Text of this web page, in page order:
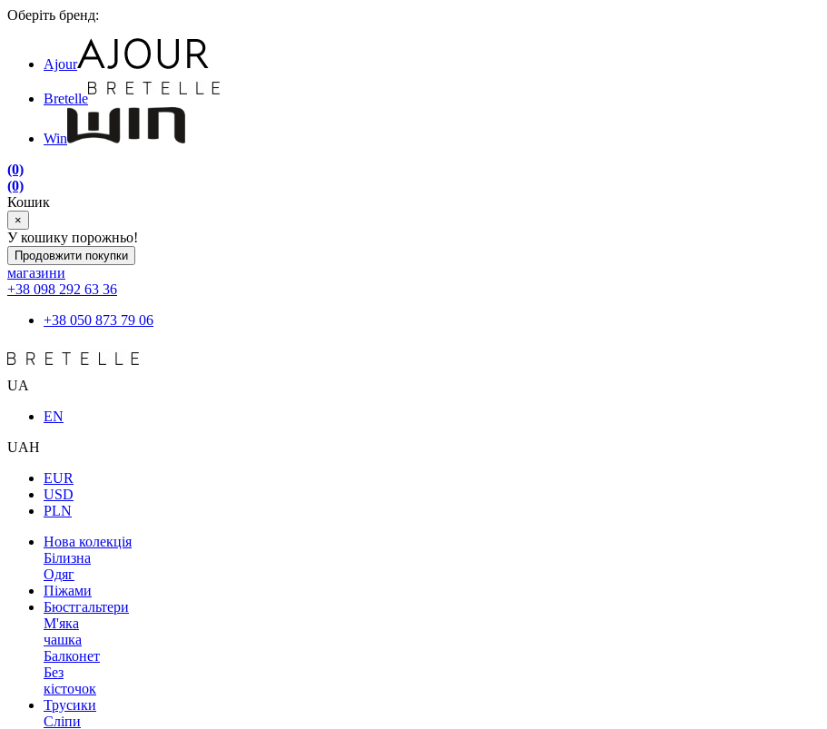
Оберіть бренд:
Ajour
Bretelle
Win
(0)
(0)
Кошик
×
У кошику порожньо!
Продовжити покупки
магазини
+38 098 292 63 36
+38 050 873 79 06
UA
EN
UAH
EUR
USD
PLN
Нова колекція
Білизна
Одяг
Піжами
Бюстгальтери
М'яка
чашка
Балконет
Без
кісточок
Трусики
Сліпи